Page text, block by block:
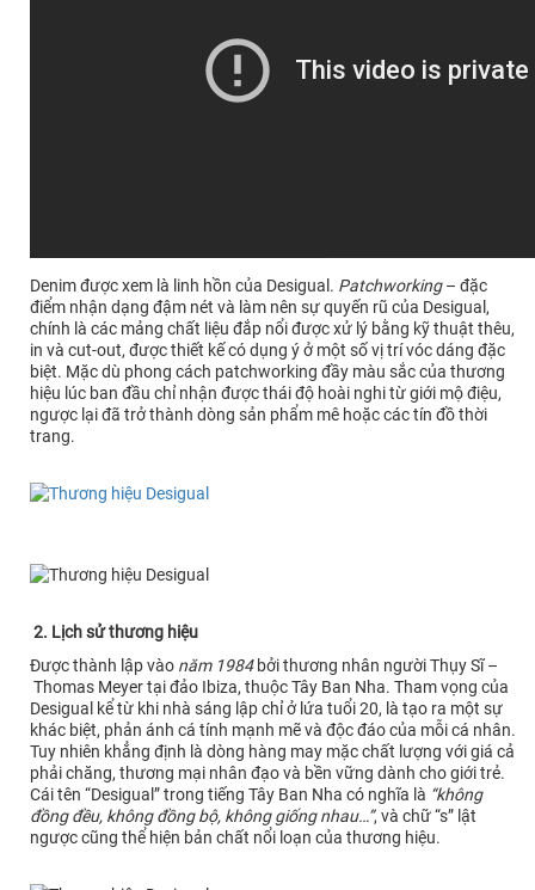
Denim được xem là linh hồn của Desigual. Patchworking– đặc
điểm nhận dạng đậm nét và làm nên sự quyến rũ của Desigual,
chính là các mảng chất liệu đắp nổi được xử lý bằng kỹ thuật thêu,
in và cut-out, được thiết kế có dụng ý ở một số vị trí vóc dáng đặc
biệt. Mặc dù phong cách patchworking đầy màu sắc của thương
hiệu lúc ban đầu chỉ nhận được thái độ hoài nghi từ giới mộ điệu,
ngược lại đã trở thành dòng sản phẩm mê hoặc các tín đồ thời
trang.
2. Lịch sử thương hiệu
Được thành lập vào năm 1984bởi thương nhân người Thụy Sĩ –
Thomas Meyer tại đảo Ibiza, thuộc Tây Ban Nha. Tham vọng của
Desigual kể từ khi nhà sáng lập chỉ ở lứa tuổi 20, là tạo ra một sự
khác biệt, phản ánh cá tính mạnh mẽ và độc đáo của mỗi cá nhân.
Tuy nhiên khẳng định là dòng hàng may mặc chất lượng với giá cả
phải chăng, thương mại nhân đạo và bền vững dành cho giới trẻ.
Cái tên “Desigual” trong tiếng Tây Ban Nha có nghĩa là “không
đồng đều, không đồng bộ, không giống nhau…”, và chữ “s” lật
ngược cũng thể hiện bản chất nổi loạn của thương hiệu.